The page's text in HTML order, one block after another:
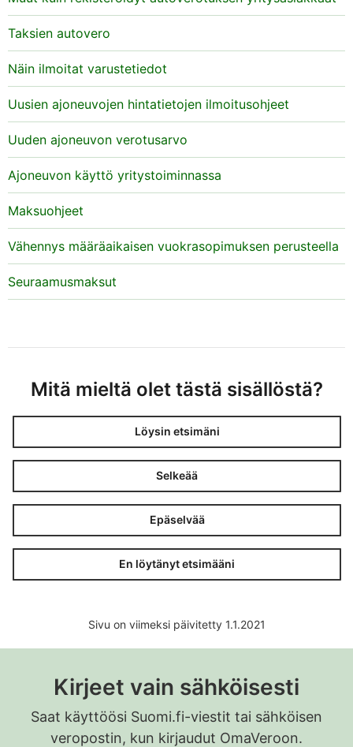
Taksien autovero
Näin ilmoitat varustetiedot
Uusien ajoneuvojen hintatietojen ilmoitusohjeet
Uuden ajoneuvon verotusarvo
Ajoneuvon käyttö yritystoiminnassa
Maksuohjeet
Vähennys määräaikaisen vuokrasopimuksen perusteella
Seuraamusmaksut
Mitä mieltä olet tästä sisällöstä?
Löysin etsimäni
Selkeää
Epäselvää
En löytänyt etsimääni
Sivu on viimeksi päivitetty 1.1.2021
Kirjeet vain sähköisesti
Saat käyttöösi Suomi.fi-viestit tai sähköisen
veropostin, kun kirjaudut OmaVeroon.